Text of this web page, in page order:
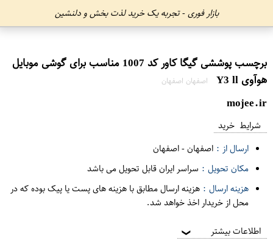
بازار فوری - تجربه یک خرید لذت بخش و دلنشین
برچسب پوششی گیگا کاور کد 1007 مناسب برای گوشی موبایل
هوآوی Y3 ll
اصفهان اصفهان
mojee.ir
شرایط خرید
ارسال از : اصفهان-اصفهان
مکان تحویل : سراسر ایران قابل تحویل می باشد
هزینه ارسال : هزینه ارسال مطابق با هزینه های پست یا پیک بوده که در
محل از خریدار اخذ خواهد شد.
اطلاعات بیشتر ❯